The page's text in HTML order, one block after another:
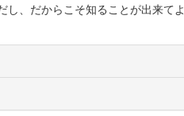
、だからこそ知ることが出来て